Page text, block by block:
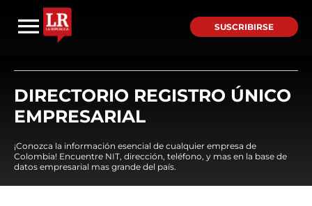
SUSCRIBIRSE
DIRECTORIO REGISTRO ÚNICO
EMPRESARIAL
¡Conozca la información esencial de cualquier empresa de
Colombia! Encuentre NIT, dirección, teléfono, y mas en la base de
datos empresarial mas grande del país.